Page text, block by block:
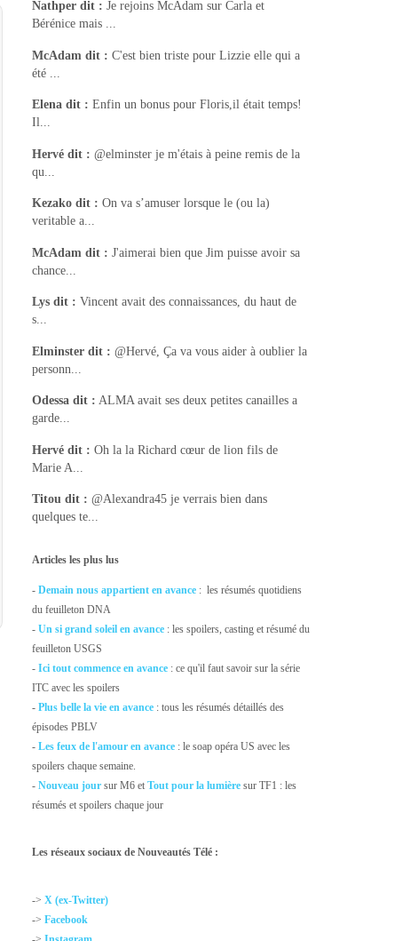
Nathper dit : Je rejoins McAdam sur Carla et
Bérénice mais ...
McAdam dit : C'est bien triste pour Lizzie elle qui a
été ...
Elena dit : Enfin un bonus pour Floris,il était temps!
Il...
Hervé dit : @elminster je m'étais à peine remis de la
qu...
Kezako dit : On va s’amuser lorsque le (ou la)
veritable a...
McAdam dit : J'aimerai bien que Jim puisse avoir sa
chance...
Lys dit : Vincent avait des connaissances, du haut de
s...
Elminster dit : @Hervé, Ça va vous aider à oublier la
personn...
Odessa dit : ALMA avait ses deux petites canailles a
garde...
Hervé dit : Oh la la Richard cœur de lion fils de
Marie A...
Titou dit : @Alexandra45 je verrais bien dans
quelques te...
Articles les plus lus
-Demain nous appartient en avance : les résumés quotidiens
du feuilleton DNA
-Un si grand soleil en avance : les spoilers, casting et résumé du
feuilleton USGS
-Ici tout commence en avance : ce qu'il faut savoir sur la série
ITC avec les spoilers
- Plus belle la vie en avance : tous les résumés détaillés des
épisodes PBLV
-Les feux de l'amour en avance : le soap opéra US avec les
spoilers chaque semaine.
-Nouveau jour sur M6 etTout pour la lumière sur TF1 : les
résumés et spoilers chaque jour
Les réseaux sociaux de Nouveautés Télé :
->X (ex-Twitter)
->Facebook